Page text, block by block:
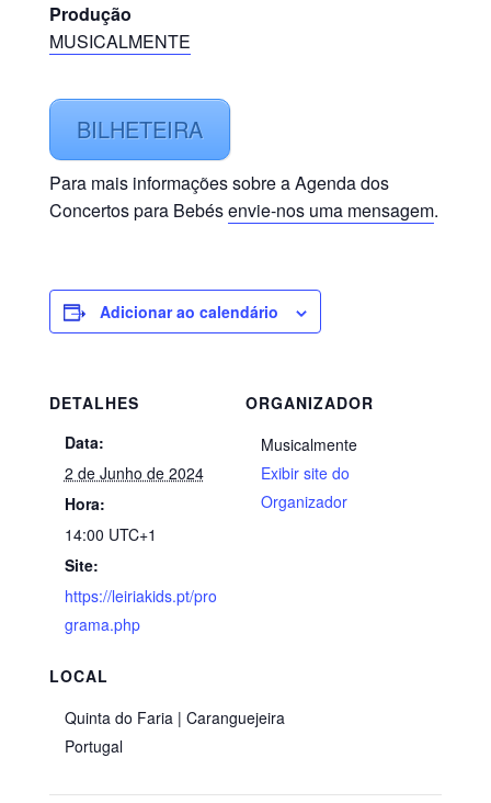
Produção
MUSICALMENTE
BILHETEIRA
Para mais informações sobre a Agenda dos
Concertos para Bebésenvie-nos uma mensagem.
Adicionar ao calendário
DETALHES
Data:
2 de Junho de 2024
Hora:
14:00 UTC+1
Site:
https://leiriakids.pt/pro
grama.php
LOCAL
Quinta do Faria | Caranguejeira
Portugal
ORGANIZADOR
Musicalmente
Exibir site do
Organizador